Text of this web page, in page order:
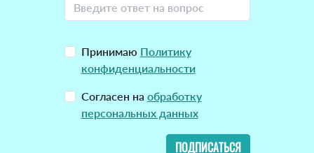
Принимаю Политику
конфиденциальности
Согласен на обработку
персональных данных
ПОДПИСАТЬСЯ